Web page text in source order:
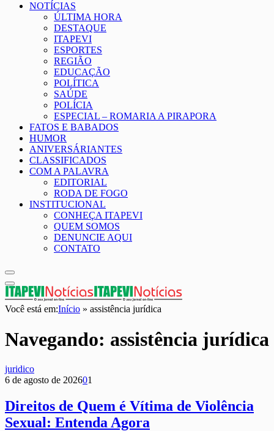
NOTÍCIAS
ÚLTIMA HORA
DESTAQUE
ITAPEVI
ESPORTES
REGIÃO
EDUCAÇÃO
POLÍTICA
SAÚDE
POLÍCIA
ESPECIAL – ROMARIA A PIRAPORA
FATOS E BABADOS
HUMOR
ANIVERSÁRIANTES
CLASSIFICADOS
COM A PALAVRA
EDITORIAL
RODA DE FOGO
INSTITUCIONAL
CONHEÇA ITAPEVI
QUEM SOMOS
DENUNCIE AQUI
CONTATO
Você está em:Início » assistência jurídica
Navegando: assistência jurídica
juridico
6 de agosto de 202601
Direitos de Quem é Vítima de Violência
Sexual: Entenda Agora